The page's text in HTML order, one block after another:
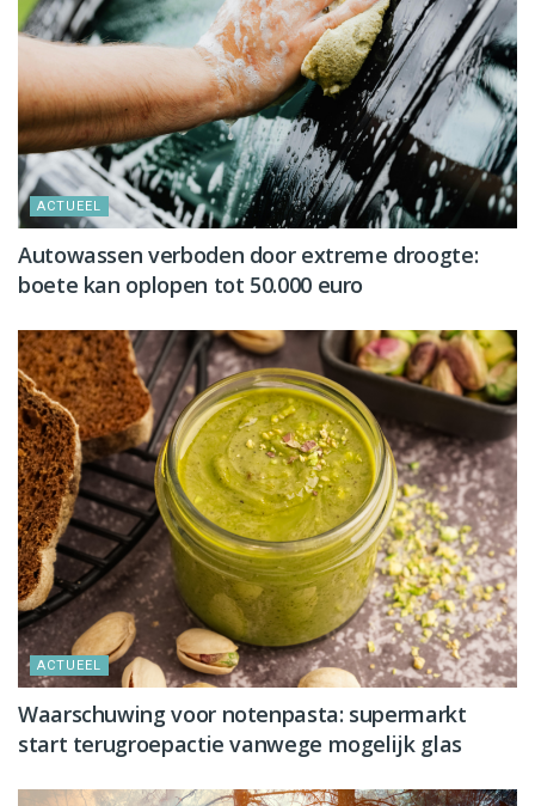
ACTUEEL
Autowassen verboden door extreme droogte:
boete kan oplopen tot 50.000 euro
ACTUEEL
Waarschuwing voor notenpasta: supermarkt
start terugroepactie vanwege mogelijk glas